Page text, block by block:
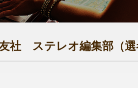
社 ステレオ編集部（